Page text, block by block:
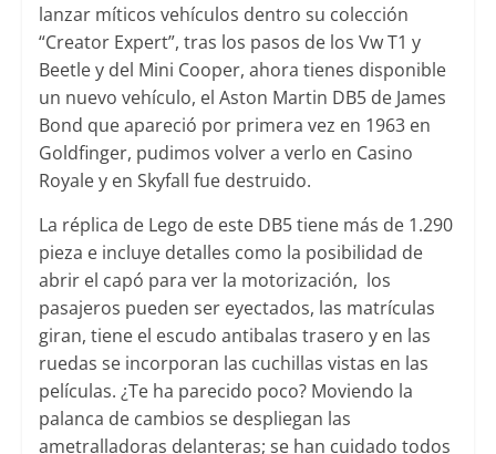
lanzar míticos vehículos dentro su colección
“Creator Expert”, tras los pasos de los Vw T1 y
Beetle y del Mini Cooper, ahora tienes disponible
un nuevo vehículo, el Aston Martin DB5 de James
Bond que apareció por primera vez en 1963 en
Goldfinger, pudimos volver a verlo en Casino
Royale y en Skyfall fue destruido.
La réplica de Lego de este DB5 tiene más de 1.290
pieza e incluye detalles como la posibilidad de
abrir el capó para ver la motorización, los
pasajeros pueden ser eyectados, las matrículas
giran, tiene el escudo antibalas trasero y en las
ruedas se incorporan las cuchillas vistas en las
películas. ¿Te ha parecido poco? Moviendo la
palanca de cambios se despliegan las
ametralladoras delanteras; se han cuidado todos